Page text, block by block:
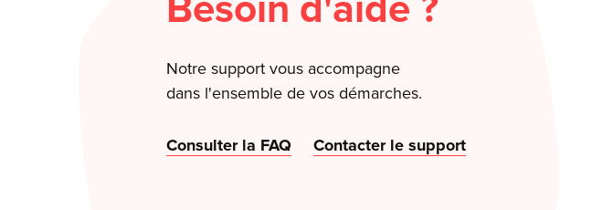
Notre support vous accompagne
dans l'ensemble de vos démarches.
Consulter la FAQ Contacter le support